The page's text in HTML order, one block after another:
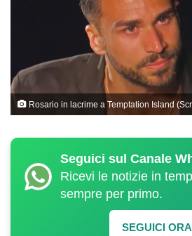
Rosario in lacrime a Temptation Island
Seguici sul Canale
Ricevi le notizie in
sempre per primo.
SEGUICI ORA